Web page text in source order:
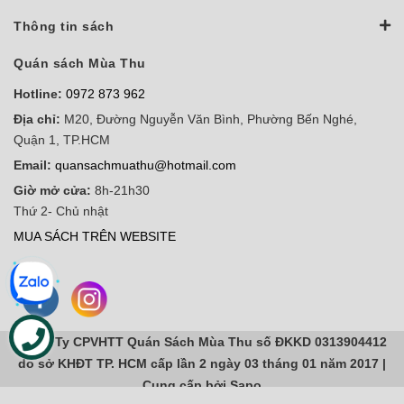
Thông tin sách
Quán sách Mùa Thu
Hotline: 0972 873 962
Địa chỉ: M20, Đường Nguyễn Văn Bình, Phường Bến Nghé,
Quận 1, TP.HCM
Email: quansachmuathu@hotmail.com
Giờ mở cửa: 8h-21h30
Thứ 2- Chủ nhật
MUA SÁCH TRÊN WEBSITE
Công Ty CPVHTT Quán Sách Mùa Thu số ĐKKD 0313904412
do sở KHĐT TP. HCM cấp lần 2 ngày 03 tháng 01 năm 2017 |
Cung cấp bởi Sapo